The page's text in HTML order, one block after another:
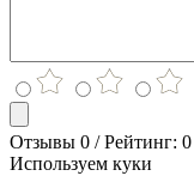
Отзывы 0 / Рейтинг: 0
Используем куки